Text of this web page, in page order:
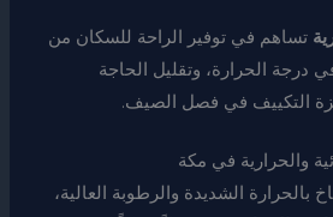
تساهم في توفير الراحة للسكان من
درجة الحرارة، وتقليل الحاجة
التكييف في فصل الصيف.
والحرارية في مكة
الشديدة والرطوبة العالية،